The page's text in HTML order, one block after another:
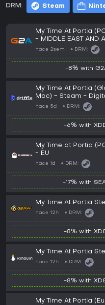
DRM: Steam
My Time At Portia
- MIDDLE EAST AND
hace 2sem DRM:
-8% with
My Time At Portia
Mac) - Steam -
hace 5d DRM:
-6% with
My Time at Portia
- EU
hace 1d DRM:
-17% with
My Time At Portia
hace 12h DRM:
-8% with
My Time At Portia
hace 12h DRM:
-8% with
My Time At Portia